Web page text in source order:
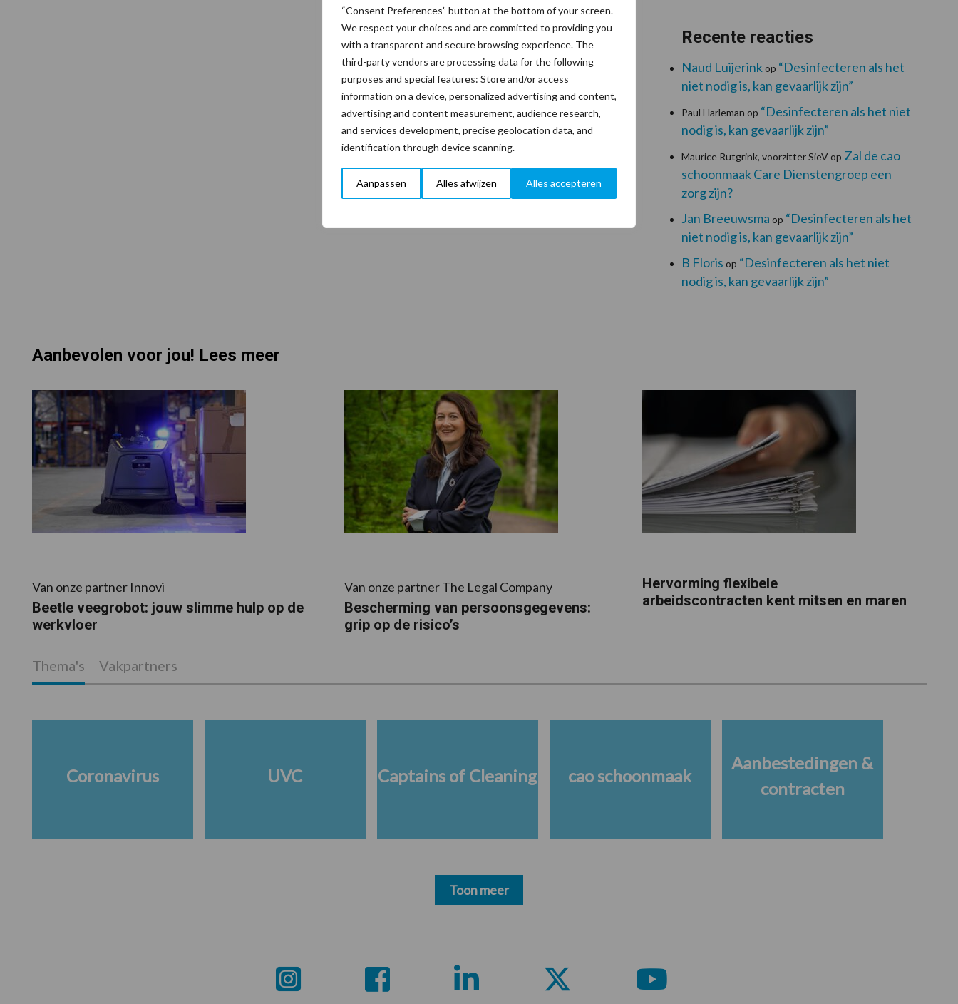
“Consent Preferences” button at the bottom of your screen.
We respect your choices and are committed to providing you
with a transparent and secure browsing experience. The
third-party vendors are processing data for the following
purposes and special features: Store and/or access
information on a device, personalized advertising and content,
advertising and content measurement, audience research,
and services development, precise geolocation data, and
identification through device scanning.
Aanpassen Alles afwijzen Alles accepteren
Recente reacties
Naud Luijerinkop “Desinfecteren als het
niet nodig is, kan gevaarlijk zijn”
Paul Harleman op “Desinfecteren als het niet
nodig is, kan gevaarlijk zijn”
Maurice Rutgrink, voorzitter SieVop Zal de cao
schoonmaak Care Dienstengroep een
zorg zijn?
Jan Breeuwsma op “Desinfecteren als het
niet nodig is, kan gevaarlijk zijn”
B Floris op “Desinfecteren als het niet
nodig is, kan gevaarlijk zijn”
Aanbevolen voor jou! Lees meer
Van onze partner Innovi
Beetle veegrobot: jouw slimme hulp op de
werkvloer
Van onze partner The Legal Company
Bescherming van persoonsgegevens:
grip op de risico’s
Hervorming flexibele
arbeidscontracten kent mitsen en maren
Thema's Vakpartners
Coronavirus UVC Captains of Cleaning cao schoonmaak
Aanbestedingen &
contracten
Toon meer